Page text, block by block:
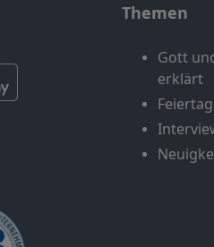
Themen
Gott
erklärt